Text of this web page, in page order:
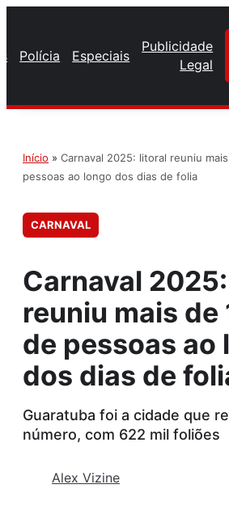
Polícia Especiais
Publicidade
Legal
Início » Carnaval 2025: litoral reuniu
pessoas ao longo dos dias de folia
CARNAVAL
Carnaval
reuniu mais de
de pessoas ao
dos dias de
Guaratuba foi a cidade que
número, com 622 mil foliões
Alex Vizine